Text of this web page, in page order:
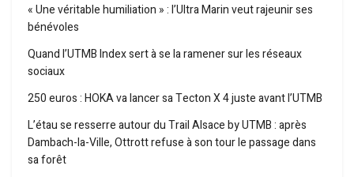
« Une véritable humiliation » : l’Ultra Marin veut rajeunir ses
bénévoles
Quand l’UTMB Index sert à se la ramener sur les réseaux
sociaux
250 euros : HOKA va lancer sa Tecton X 4 juste avant l’UTMB
L’étau se resserre autour du Trail Alsace by UTMB : après
Dambach-la-Ville, Ottrott refuse à son tour le passage dans
sa forêt